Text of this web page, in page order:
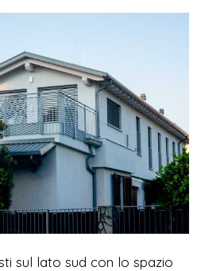
sul lato sud con lo spazio